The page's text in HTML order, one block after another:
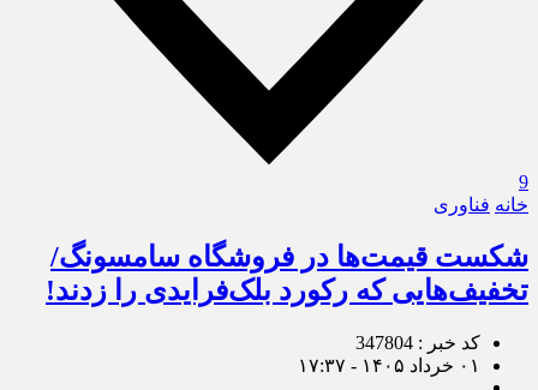
9
خانه فناوری
شکست قیمت‌ها در فروشگاه سامسونگ/
تخفیف‌هایی که رکورد بلک‌فرایدی را زدند!
کد خبر : 347804
۰۱ خرداد ۱۴۰۵ - ۱۷:۳۷